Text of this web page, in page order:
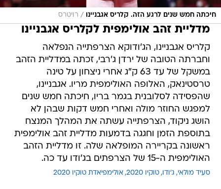
חיכתה חמש שנים לרגע הזה. קלריס אגבניינו / רויטרס
מדליית זהב אולימפית לקלריס אגבניינו
קלריס אגבניינו, הג'ודוקא הצרפתייה הנפלאה
וחברתה הטובה של ירדן ג'רבי, זכתה במדליית הזהב
במשקל של עד 63 ק"ג אחרי ניצחון על טינה
טרסטינאק, האלופה האולימפית מריו. אגבניינו,
שהפסידה לסלובנית בגמר בריו, חיכתה חמש שנים
למפגש החוזר מולה ואחרי חמש דקות שבהן לא
הושג ניקוד, הצרפתייה עשתה את המהלך המנצח
בתוספת הזמן וחגגה בדמעות מדליית זהב אולימפית
ראשונה בקריירה המופלאה שלה. זו מדליית הזהב
האולימפית ה-15 של הצרפתים בג'ודו עד כה.
סעיד מולאי ג'ודו טוקיו 2020 אולימפיאדת טוקיו 2020